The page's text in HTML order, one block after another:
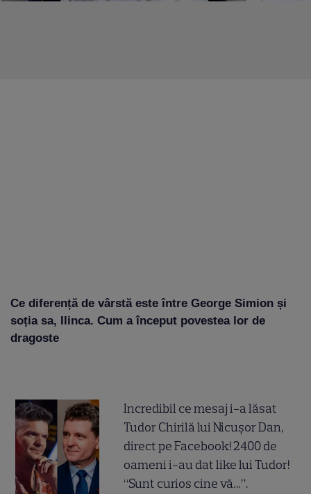
Ce diferență de vârstă este între George Simion și
soția sa, Ilinca. Cum a început povestea lor de
dragoste
Incredibil ce mesaj i-a lăsat
Tudor Chirilă lui Nicușor Dan,
direct pe Facebook! 2400 de
oameni i-au dat like lui Tudor!
“Sunt curios cine vă…”.